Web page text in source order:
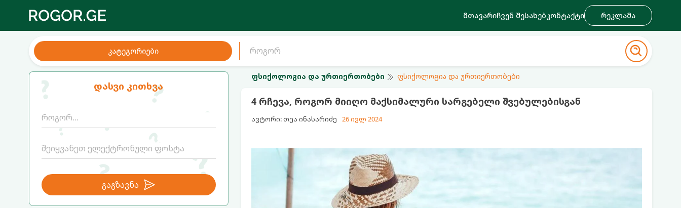
მთავარიჩვენ შესახებკონტაქტი რეკლამა
კატეგორიები
დასვი კითხვა
გაგზავნა
ფსიქოლოგია და ურთიერთობები ფსიქოლოგია და ურთიერთობები
4 რჩევა, როგორ მიიღო მაქსიმალური სარგებელი შვებულებისგან
ავტორი: თეა ინასარიძე 26 ივლ 2024